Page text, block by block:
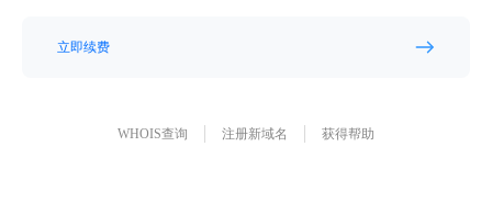
立即续费
WHOIS查询 注册新域名 获得帮助